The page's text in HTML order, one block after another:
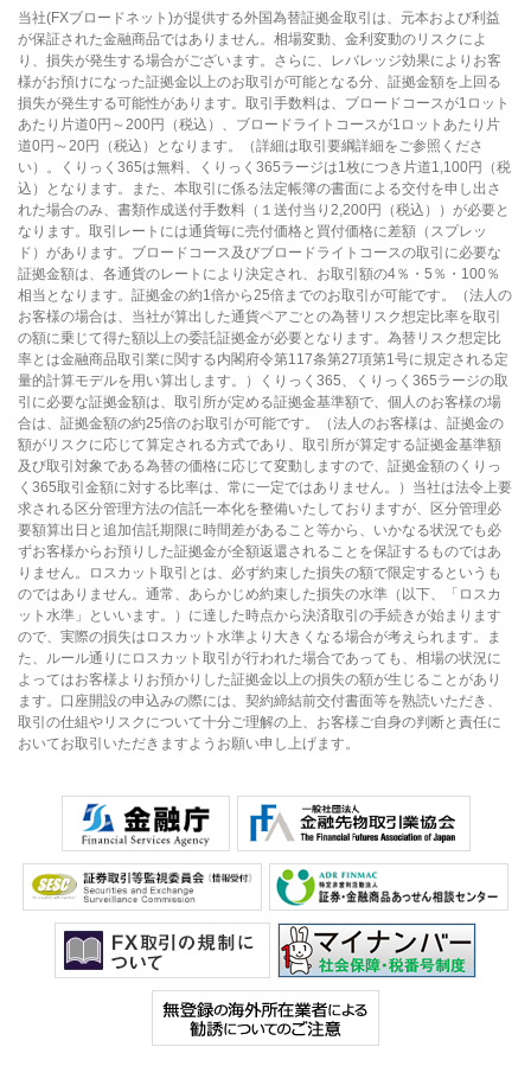
当社(FXブロードネット)が提供する外国為替証拠金取引は、元本および利益
が保証された金融商品ではありません。相場変動、金利変動のリスクによ
り、損失が発生する場合がございます。さらに、レバレッジ効果によりお客
様がお預けになった証拠金以上のお取引が可能となる分、証拠金額を上回る
損失が発生する可能性があります。取引手数料は、ブロードコースが1ロット
あたり片道0円～200円（税込）、ブロードライトコースが1ロットあたり片
道0円～20円（税込）となります。（詳細は取引要綱詳細をご参照くださ
い）。くりっく365は無料、くりっく365ラージは1枚につき片道1,100円（税
込）となります。また、本取引に係る法定帳簿の書面による交付を申し出さ
れた場合のみ、書類作成送付手数料（１送付当り2,200円（税込））が必要と
なります。取引レートには通貨毎に売付価格と買付価格に差額（スプレッ
ド）があります。ブロードコース及びブロードライトコースの取引に必要な
証拠金額は、各通貨のレートにより決定され、お取引額の4％・5％・100％
相当となります。証拠金の約1倍から25倍までのお取引が可能です。（法人の
お客様の場合は、当社が算出した通貨ペアごとの為替リスク想定比率を取引
の額に乗じて得た額以上の委託証拠金が必要となります。為替リスク想定比
率とは金融商品取引業に関する内閣府令第117条第27項第1号に規定される定
量的計算モデルを用い算出します。）くりっく365、くりっく365ラージの取
引に必要な証拠金額は、取引所が定める証拠金基準額で、個人のお客様の場
合は、証拠金額の約25倍のお取引が可能です。（法人のお客様は、証拠金の
額がリスクに応じて算定される方式であり、取引所が算定する証拠金基準額
及び取引対象である為替の価格に応じて変動しますので、証拠金額のくりっ
く365取引金額に対する比率は、常に一定ではありません。）当社は法令上要
求される区分管理方法の信託一本化を整備いたしておりますが、区分管理必
要額算出日と追加信託期限に時間差があること等から、いかなる状況でも必
ずお客様からお預りした証拠金が全額返還されることを保証するものではあ
りません。ロスカット取引とは、必ず約束した損失の額で限定するというも
のではありません。通常、あらかじめ約束した損失の水準（以下、「ロスカ
ット水準」といいます。）に達した時点から決済取引の手続きが始まります
ので、実際の損失はロスカット水準より大きくなる場合が考えられます。ま
た、ルール通りにロスカット取引が行われた場合であっても、相場の状況に
よってはお客様よりお預かりした証拠金以上の損失の額が生じることがあり
ます。口座開設の申込みの際には、契約締結前交付書面等を熟読いただき、
取引の仕組やリスクについて十分ご理解の上、お客様ご自身の判断と責任に
おいてお取引いただきますようお願い申し上げます。